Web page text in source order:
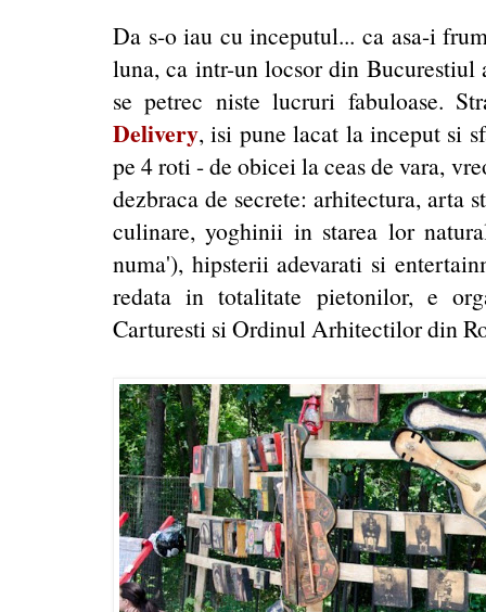
Da s-o iau cu inceputul... ca asa-i
luna, ca intr-un locsor din Bucurestiul
se petrec niste lucruri fabuloase.
Delivery, isi pune lacat la inceput si
pe 4 roti - de obicei la ceas de vara,
dezbraca de secrete: arhitectura, arta
culinare, yoghinii in starea lor
numa'), hipsterii adevarati si
redata in totalitate pietonilor, e
Carturesti si Ordinul Arhitectilor din